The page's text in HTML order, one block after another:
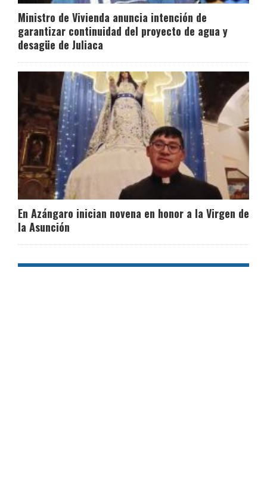
Ministro de Vivienda anuncia intención de
garantizar continuidad del proyecto de agua y
desagüe de Juliaca
En Azángaro inician novena en honor a la Virgen de
la Asunción